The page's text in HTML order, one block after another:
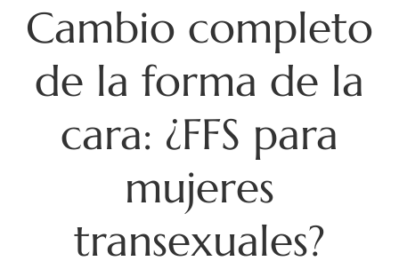
Cambio completo
de la forma de la
cara: ¿FFS para
mujeres
transexuales?